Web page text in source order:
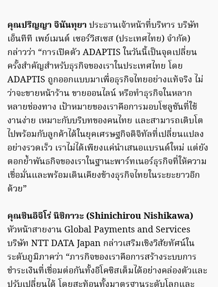
คุณปริญญา จินันทุยาประธานเจ้าหน้าที่บริหาร บริษัท
เอ็นทีที เพย์เมนต์ เซอร์วิสเซส (ประเทศไทย) จำกัด)
กล่าวว่า “การเปิดตัว ADAPTIS ในวันนี้เป็นจุดเปลี่ยน
ครั้งสำคัญสำหรับธุรกิจของเราในประเทศไทย โดย
ADAPTIS ถูกออกแบบมาเพื่อธุรกิจไทยอย่างแท้จริง ไม่
ว่าจะขายหน้าร้าน ขายออนไลน์ หรือทำธุรกิจในหลาก
หลายช่องทาง เป้าหมายของเราคือการมอบโซลูชันที่ใช้
งานง่าย เหมาะกับบริบทของคนไทย และสามารถเติบโต
ไปพร้อมกับลูกค้าได้ในยุคเศรษฐกิจดิจิทัลที่เปลี่ยนแปลง
อย่างรวดเร็ว เราไม่ได้เพียงแค่นำเสนอแบรนด์ใหม่ แต่ยัง
ตอกย้ำพันธกิจของเราในฐานะพาร์ทเนอร์ธุรกิจที่ให้ความ
เชื่อมั่นและพร้อมเดินเคียงข้างธุรกิจไทยในระยะยาวอีก
ด้วย”
คุณชินอิจิโร่ นิชิกาวะ (Shinichirou Nishikawa)
หัวหน้าสายงาน Global Payments and Services
บริษัท NTT DATA Japan กล่าวเสริมเชิงวิสัยทัศน์ใน
ระดับภูมิภาคว่า “ภารกิจของเราคือการสร้างระบบการ
ชำระเงินที่เชื่อมต่อกันทั้งอีโคซิสเต็มได้อย่างคล่องตัวและ